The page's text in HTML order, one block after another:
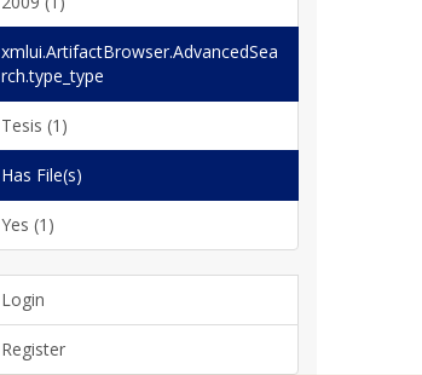
xmlui.ArtifactBrowser.AdvancedSea
rch.type_type
Tesis (1)
Has File(s)
Yes (1)
Login
Register